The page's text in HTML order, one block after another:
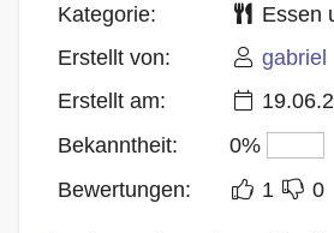
Blog
Kategorie:
Essen
Erstellt von:
gabriel
Erstellt am:
Bekanntheit:
0%
Bewertungen:
1 0